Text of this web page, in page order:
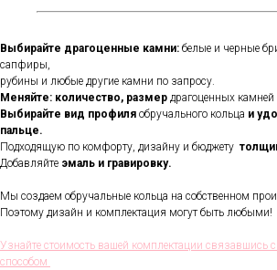
Выбирайте драгоценные камни: белые и черные
сапфиры,
рубины и любые другие камни по запросу.
Меняйте: количество, размер драгоценных
Выбирайте вид профиля обручального кольца и
пальце.
Подходящую по комфорту, дизайну и бюджету
Добавляйте эмаль и гравировку.
Мы создаем обручальные кольца на собственном
Поэтому дизайн и комплектация могут быть любыми!
Узнайте стоимость вашей комплектации
способом